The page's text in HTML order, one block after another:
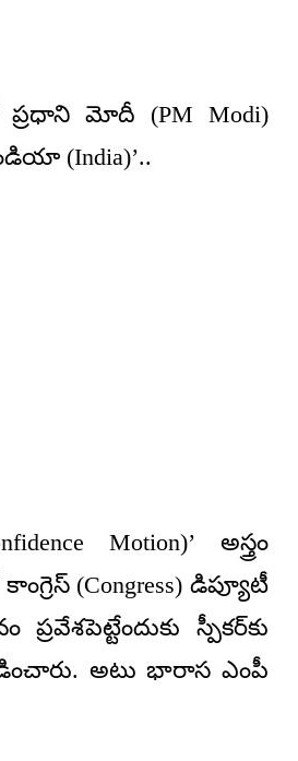
ప్రధాని మోదీ (PM Modi)
(India)’..
Motion)’ అస్త్రం
(Congress) డిప్యూటీ
స్పీకర్‌కు
అటు భారాస ఎంపీ